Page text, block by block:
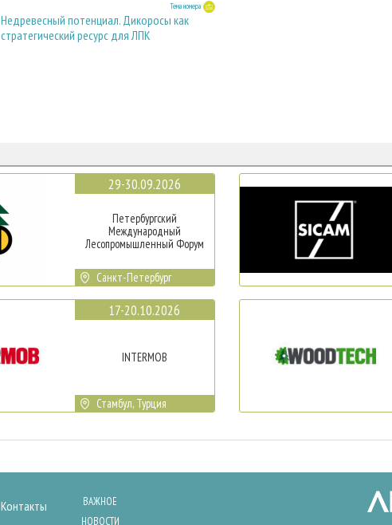
Тема номера
Недревесный потенциал. Дикоросы как
стратегический ресурс для ЛПК
29-30.09.2026
Петербургский
Международный
Лесопромышленный Форум
Санкт-Петербург
17-20.10.2026
INTERMOB
Стамбул, Турция
Контакты
ВАЖНОЕ
НОВОСТИ